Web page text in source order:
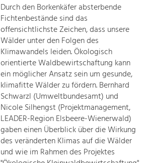
Durch den Borkenkäfer absterbende
Fichtenbestände sind das
offensichtlichste Zeichen, dass unsere
Wälder unter den Folgen des
Klimawandels leiden. Ökologisch
orientierte Waldbewirtschaftung kann
ein möglicher Ansatz sein um gesunde,
klimafitte Wälder zu fördern. Bernhard
Schwarzl (Umweltbundesamt) und
Nicole Silhengst (Projektmanagement,
LEADER-Region Elsbeere-Wienerwald)
gaben einen Überblick über die Wirkung
des veränderten Klimas auf die Wälder
und wie im Rahmen des Projektes